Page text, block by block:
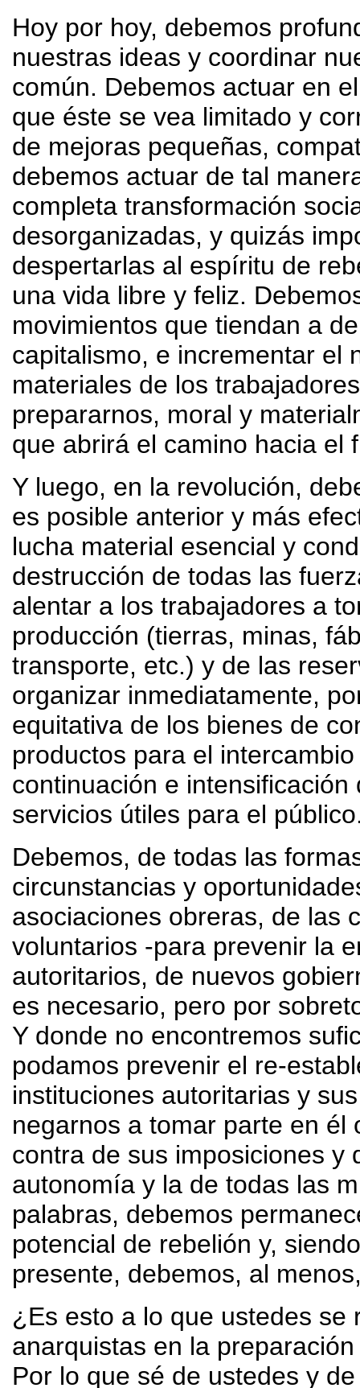
Hoy por hoy, debemos
nuestras ideas y coordinar
común. Debemos actuar en
que éste se vea limitado y
de mejoras pequeñas,
debemos actuar de tal
completa transformación
desorganizadas, y quizás
despertarlas al espíritu de
una vida libre y feliz.
movimientos que tiendan a
capitalismo, e incrementar el
materiales de los
prepararnos, moral y
que abrirá el camino hacia el
Y luego, en la revolución,
es posible anterior y más
lucha material esencial y
destrucción de todas las
alentar a los trabajadores a
producción (tierras, minas,
transporte, etc.) y de las
organizar inmediatamente,
equitativa de los bienes de
productos para el
continuación e
servicios útiles para el
Debemos, de todas las
circunstancias y
asociaciones obreras, de las
voluntarios -para prevenir la
autoritarios, de nuevos
es necesario, pero por
Y donde no encontremos
podamos prevenir el re-
instituciones autoritarias y
negarnos a tomar parte en
contra de sus imposiciones y
autonomía y la de todas las
palabras, debemos
potencial de rebelión y,
presente, debemos, al
¿Es esto a lo que ustedes
anarquistas en la
Por lo que sé de ustedes y